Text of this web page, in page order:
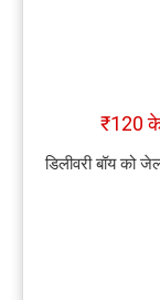
₹120 के
डिलीवरी बॉय को